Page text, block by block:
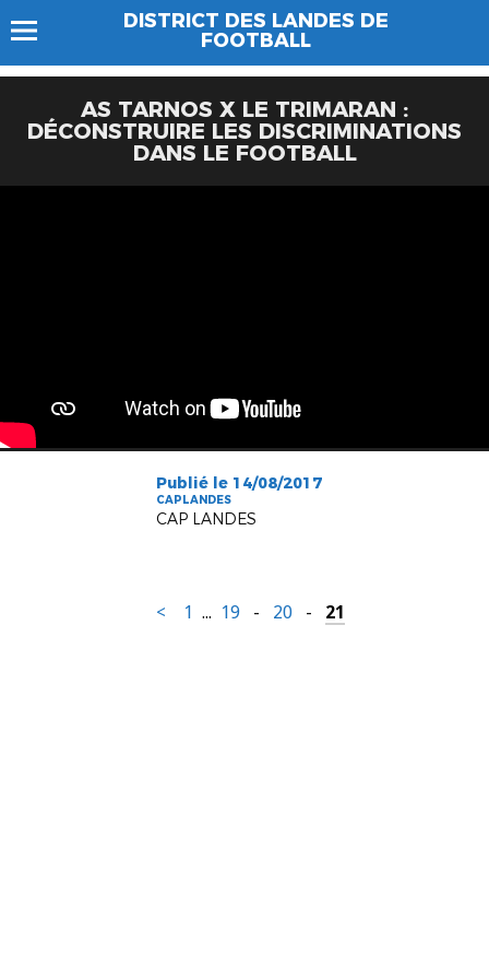
DISTRICT DES LANDES DE
FOOTBALL
AS TARNOS X LE TRIMARAN :
DÉCONSTRUIRE LES DISCRIMINATIONS
DANS LE FOOTBALL
Publié le 14/08/2017
CAPLANDES
CAP LANDES
< 1 ... 19 - 20 - 21